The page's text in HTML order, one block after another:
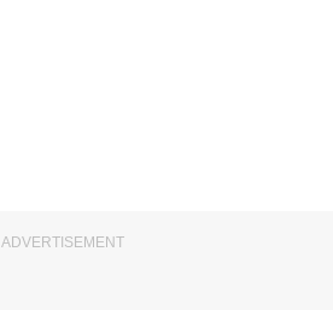
ADVERTISEMENT